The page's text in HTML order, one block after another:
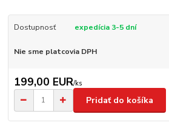
Dostupnosť expedícia 3-5 dní
Nie sme platcovia DPH
199,00 EUR/ks
Pridať do košíka